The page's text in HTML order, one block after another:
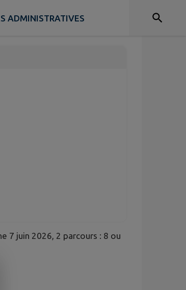
ADMINISTRATIVES
7 juin 2026, 2 parcours : 8 ou